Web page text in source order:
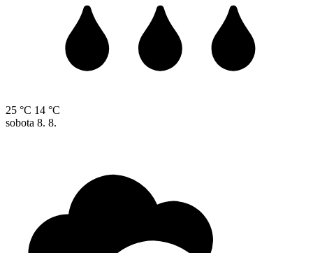
25 °C 14 °C
sobota 8. 8.